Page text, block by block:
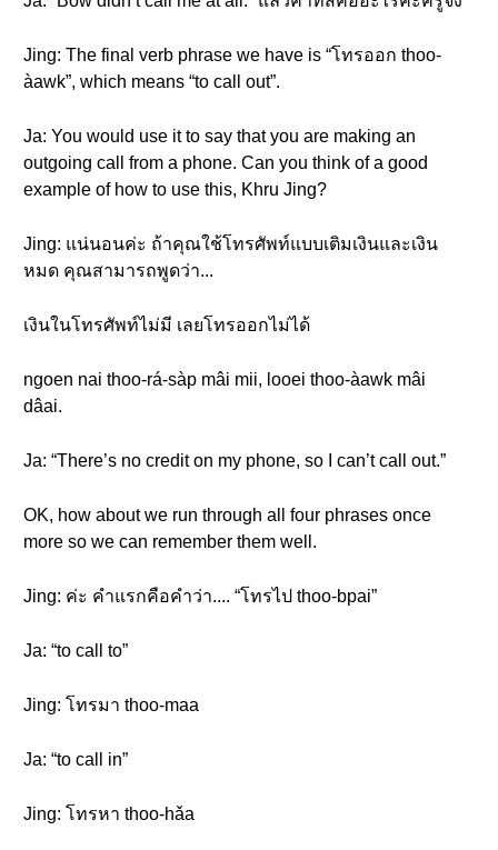
Jing: The final verb phrase we have is “โทรออก thoo-
àawk”, which means “to call out”.
Ja: You would use it to say that you are making an
outgoing call from a phone. Can you think of a good
example of how to use this, Khru Jing?
Jing: แน่นอนค่ะ ถ้าคุณใช้โทรศัพท์แบบเติมเงินและเงิน
หมด คุณสามารถพูดว่า...
เงินในโทรศัพท์ไม่มี เลยโทรออกไม่ได้
ngoen nai thoo-rá-sàp mâi mii, looei thoo-àawk mâi
dâai.
Ja: “There’s no credit on my phone, so I can’t call out.”
OK, how about we run through all four phrases once
more so we can remember them well.
Jing: ค่ะ คำแรกคือคำว่า.... “โทรไป thoo-bpai”
Ja: “to call to”
Jing: โทรมา thoo-maa
Ja: “to call in”
Jing: โทรหา thoo-hǎa